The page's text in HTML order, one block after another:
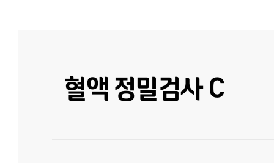
혈액 정밀검사 C